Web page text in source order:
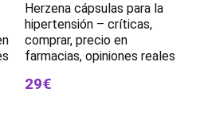
Herzena cápsulas para la
hipertensión – críticas,
comprar, precio en
farmacias, opiniones reales
29€